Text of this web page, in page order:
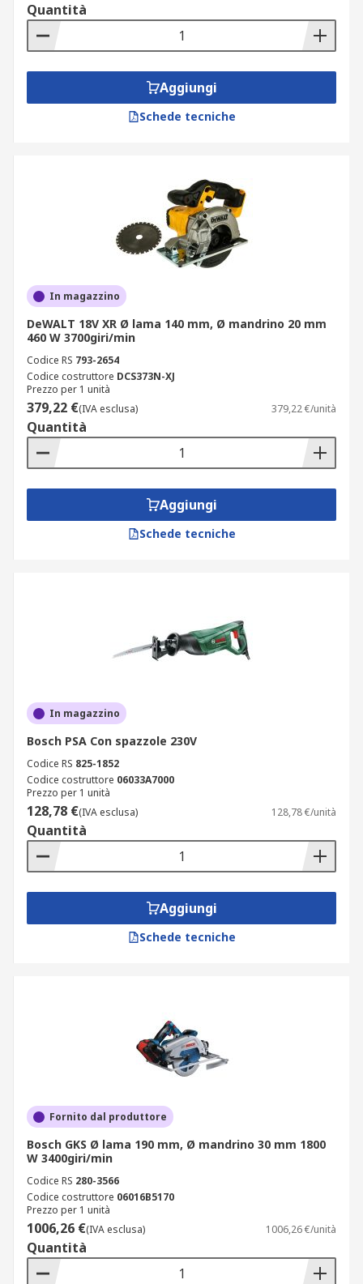
Quantità
Aggiungi
Schede tecniche
In magazzino
DeWALT 18V XR Ø lama 140 mm, Ø mandrino 20 mm
460 W 3700giri/min
Codice RS 793-2654
Codice costruttore DCS373N-XJ
Prezzo per 1 unità
379,22 €(IVA esclusa) 379,22 €/unità
Quantità
Aggiungi
Schede tecniche
In magazzino
Bosch PSA Con spazzole 230V
Codice RS 825-1852
Codice costruttore 06033A7000
Prezzo per 1 unità
128,78 €(IVA esclusa) 128,78 €/unità
Quantità
Aggiungi
Schede tecniche
Fornito dal produttore
Bosch GKS Ø lama 190 mm, Ø mandrino 30 mm 1800
W 3400giri/min
Codice RS 280-3566
Codice costruttore 06016B5170
Prezzo per 1 unità
1006,26 €(IVA esclusa) 1006,26 €/unità
Quantità